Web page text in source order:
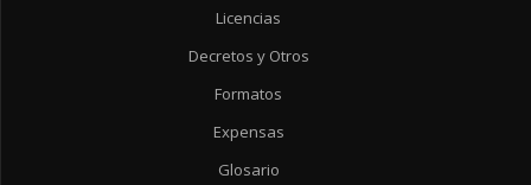
Licencias
Decretos y Otros
Formatos
Expensas
Glosario